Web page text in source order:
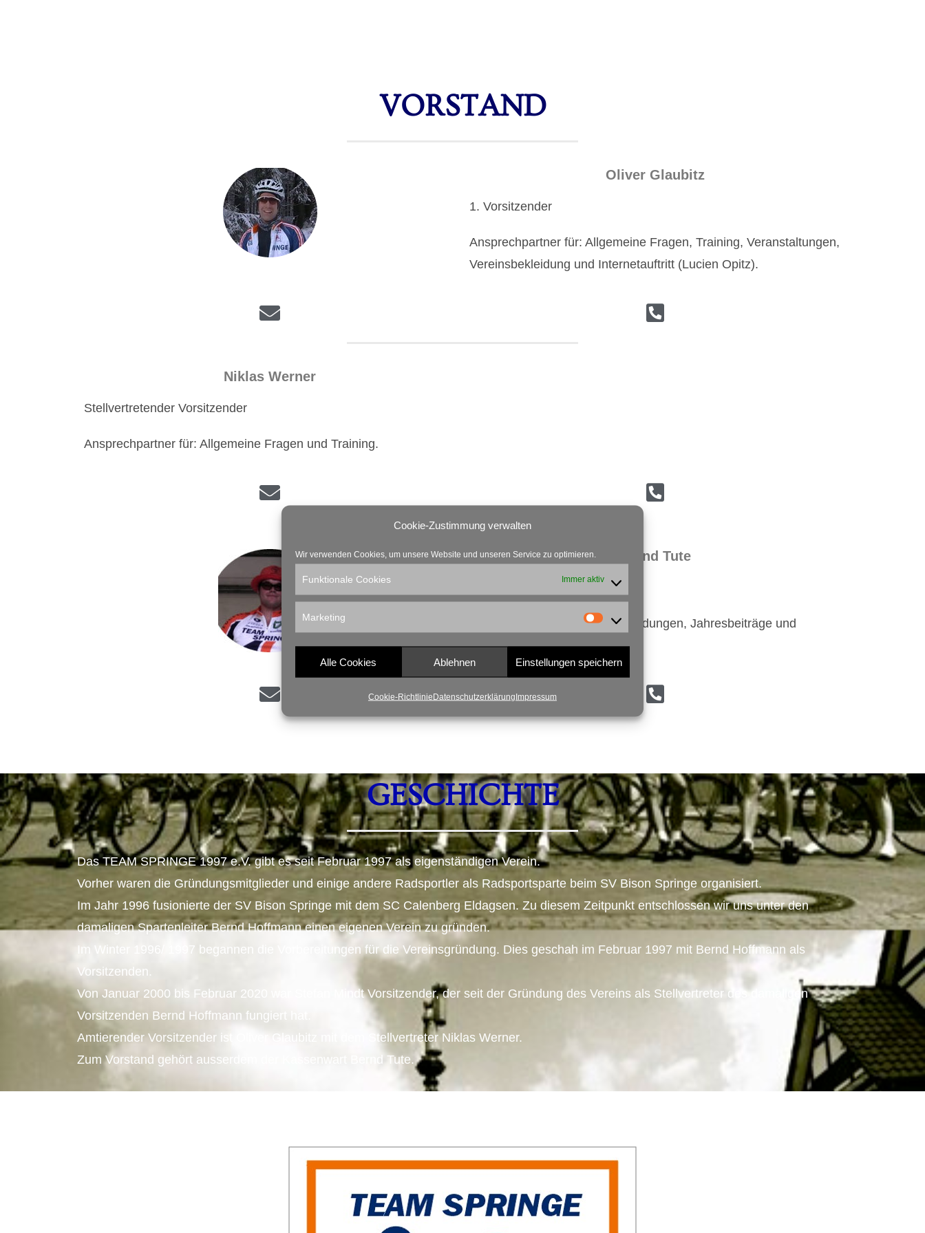
Cookie-Zustimmung verwalten
Wir verwenden Cookies, um unsere Website und unseren Service zu optimieren.
Funktionale Cookies Immer aktiv
Marketing
Alle Cookies Ablehnen Einstellungen speichern
Cookie-RichtlinieDatenschutzerklärungImpressum
VORSTAND
Oliver Glaubitz
1. Vorsitzender
Ansprechpartner für: Allgemeine Fragen, Training, Veranstaltungen,
Vereinsbekleidung und Internetauftritt (Lucien Opitz).
Niklas Werner
Stellvertretender Vorsitzender
Ansprechpartner für: Allgemeine Fragen und Training.
Bernd Tute
Ansprechpartner für: Neuanmeldungen, Jahresbeiträge und
Abbuchungen.
GESCHICHTE
Das TEAM SPRINGE 1997 e.V. gibt es seit Februar 1997 als eigenständigen Verein.
Vorher waren die Gründungsmitglieder und einige andere Radsportler als Radsportsparte beim SV Bison Springe organisiert.
Im Jahr 1996 fusionierte der SV Bison Springe mit dem SC Calenberg Eldagsen. Zu diesem Zeitpunkt entschlossen wir uns unter den
damaligen Spartenleiter Bernd Hoffmann einen eigenen Verein zu gründen.
Im Winter 1996/ 1997 begannen die Vorbereitungen für die Vereinsgründung. Dies geschah im Februar 1997 mit Bernd Hoffmann als
Vorsitzenden.
Von Januar 2000 bis Februar 2020 war Stefan Mindt Vorsitzender, der seit der Gründung des Vereins als Stellvertreter des damaligen
Vorsitzenden Bernd Hoffmann fungiert hat.
Amtierender Vorsitzender ist Oliver Glaubitz mit dem Stellvertreter Niklas Werner.
Zum Vorstand gehört ausserdem der Kassenwart Bernd Tute.